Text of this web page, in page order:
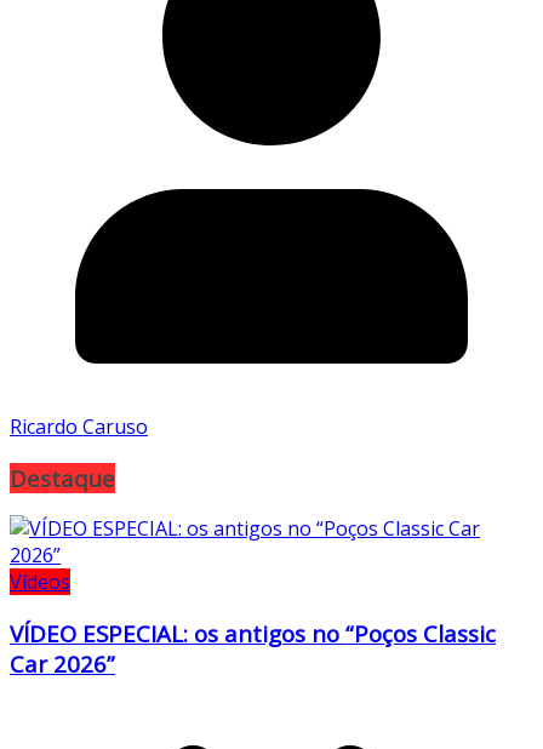
Ricardo Caruso
Destaque
Vídeos
VÍDEO ESPECIAL: os antigos no “Poços Classic
Car 2026”